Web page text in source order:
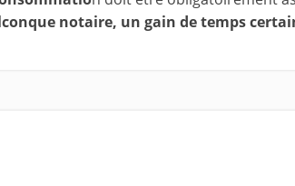
notaire, un gain de temps